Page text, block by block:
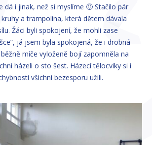
dá i jinak, než si myslíme 🙂 Stačilo pár
a trampolína, která dětem dávala
Žáci byli spokojení, že mohli zase
já jsem byla spokojená, že i drobná
míče vyloženě bojí zapomněla na
házeli o sto šest. Házecí tělocviky si i
všichni bezesporu užili.